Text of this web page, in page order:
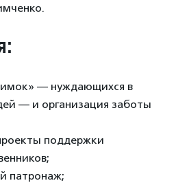
— нуждающихся в
— и организация заботы
поддержки
патронаж;